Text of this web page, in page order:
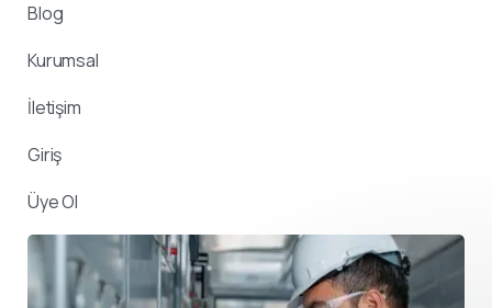
Blog
Kurumsal
İletişim
Giriş
Üye Ol